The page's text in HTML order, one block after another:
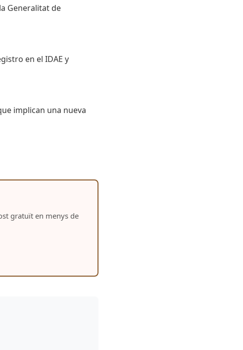
Generalitat de
en el IDAE y
implican una nueva
gratuït en menys de